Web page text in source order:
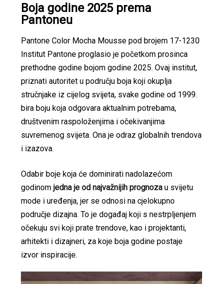
Boja godine 2025 prema
Pantoneu
Pantone Color Mocha Mousse pod brojem 17-1230
Institut Pantone proglasio je početkom prosinca
prethodne godine bojom godine 2025. Ovaj institut,
priznati autoritet u području boja koji okuplja
stručnjake iz cijelog svijeta, svake godine od 1999.
bira boju koja odgovara aktualnim potrebama,
društvenim raspoloženjima i očekivanjima
suvremenog svijeta. Ona je odraz globalnih trendova
i izazova.
Odabir boje koja će dominirati nadolazećom
godinomjedna je od najvažnijih prognoza u svijetu
mode i uređenja, jer se odnosi na cjelokupno
područje dizajna. To je događaj koji s nestrpljenjem
očekuju svi koji prate trendove, kao i projektanti,
arhitekti i dizajneri, za koje boja godine postaje
izvor inspiracije.